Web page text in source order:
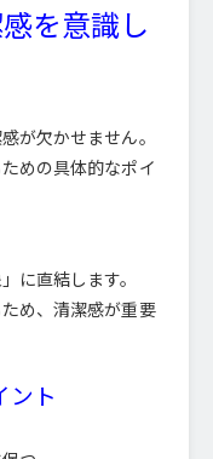
を意識し
が欠かせません。
めの具体的なポイ
に直結します。
め、清潔感が重要
ント